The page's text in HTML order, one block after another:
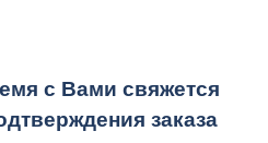
с Вами свяжется
заказа